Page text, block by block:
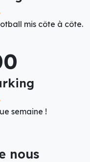
mis côte à côte.
semaine !
nous